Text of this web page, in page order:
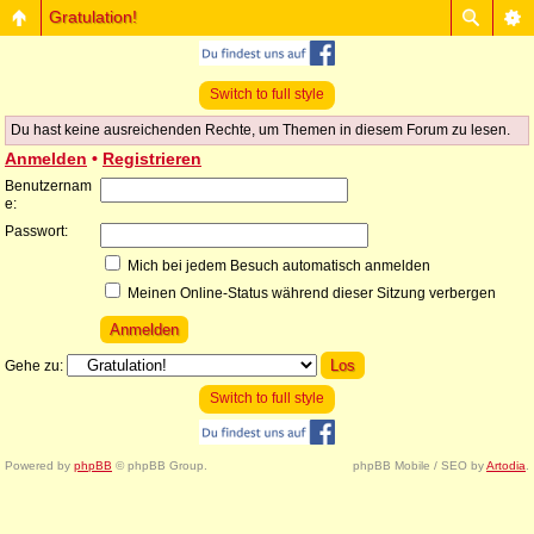
Gratulation!
Switch to full style
Du hast keine ausreichenden Rechte, um Themen in diesem Forum zu lesen.
Anmelden • Registrieren
Benutzernam
e:
Passwort:
Mich bei jedem Besuch automatisch anmelden
Meinen Online-Status während dieser Sitzung verbergen
Gehe zu:
Switch to full style
Powered by phpBB © phpBB Group. phpBB Mobile / SEO byArtodia